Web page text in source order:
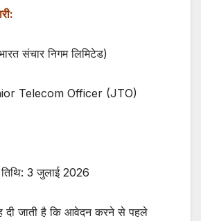
संचार निगम लिमिटेड)
Telecom Officer (JTO)
3 जुलाई 2026
दी जाती है कि आवेदन करने से पहले